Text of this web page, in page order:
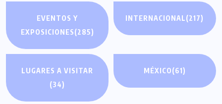
EVENTOS Y
EXPOSICIONES(285)
INTERNACIONAL(217)
LUGARES A VISITAR
(34)
MÉXICO(61)